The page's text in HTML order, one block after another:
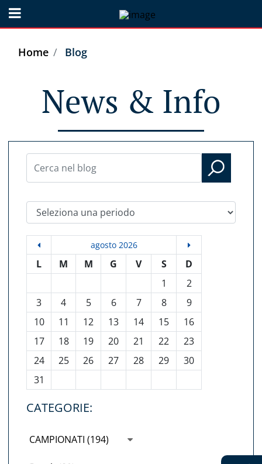
Open menu
Home Blog
News & Info
Seleziona una periodo
agosto 2026
L M M G V S
D
1
2
3
4 5 6 7 8
9
10
11 12 13 14 15
16
17
18 19 20 21 22
23
24
25 26 27 28 29
30
31
CATEGORIE:
CAMPIONATI (194)